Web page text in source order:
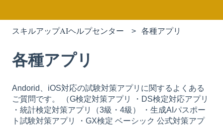
スキルアップAIヘルプセンター 各種アプリ
各種アプリ
Andorid、iOS対応の試験対策アプリに関するよくある
ご質問です。 （G検定対策アプリ ・DS検定対応アプリ
・統計検定対策アプリ（3級・4級） ・生成AIパスポー
ト試験対策アプリ ・GX検定 ベーシック 公式対策アプ